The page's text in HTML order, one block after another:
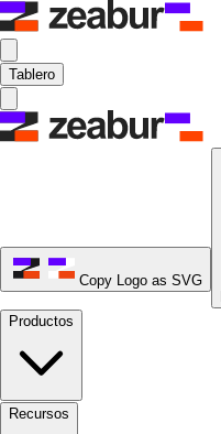
Tablero
Copy Logo as SVG
Productos
Recursos